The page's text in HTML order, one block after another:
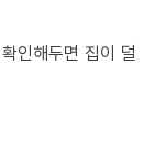
인해두면 집이 덜